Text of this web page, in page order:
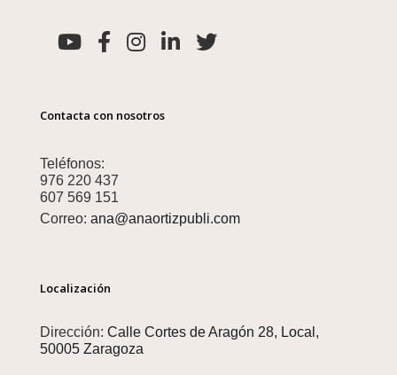
Contacta con nosotros
Teléfonos:
976 220 437
607 569 151
Correo: ana@anaortizpubli.com
Localización
Dirección: Calle Cortes de Aragón 28, Local,
50005 Zaragoza